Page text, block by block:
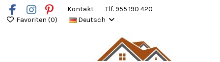
Kontakt
Tlf. 955 190 420
Favoriten (0) Deutsch